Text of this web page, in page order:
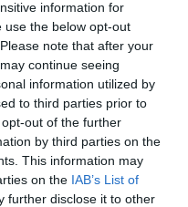
information for
use the below opt-out
note that after your
continue seeing
information utilized by
to third parties prior to
out of the further
by third parties on the
This information may
on the IAB’s List of
further disclose it to other
ερωτήσεις που δείχνουν
ιστορία
της:Δεν έχουμε